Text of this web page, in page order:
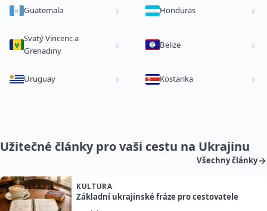
Guatemala Honduras
Svatý Vincenc a
Grenadiny
Belize
Uruguay Kostarika
Užitečné články pro vaši cestu na Ukrajinu
Všechny články
KULTURA
Základní ukrajinské fráze pro cestovatele